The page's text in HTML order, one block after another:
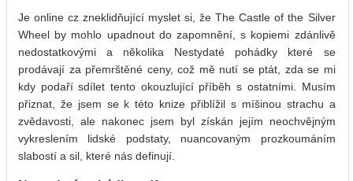
Je online cz zneklidňující myslet si, že The Castle of the Silver
Wheel by mohlo upadnout do zapomnění, s kopiemi zdánlivě
nedostatkovými a několika Nestydaté pohádky které se
prodávají za přemrštěné ceny, což mě nutí se ptát, zda se mi
kdy podaří sdílet tento okouzlující příběh s ostatními. Musím
přiznat, že jsem se k této knize přiblížil s míšinou strachu a
zvědavosti, ale nakonec jsem byl získán jejím neochvějným
vykreslením lidské podstaty, nuancovaným prozkoumáním
slabostí a sil, které nás definují.